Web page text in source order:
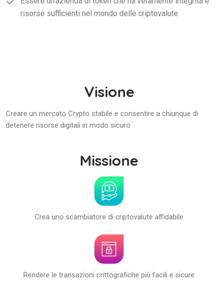
risorse sufficienti nel mondo delle criptovalute
Visione
Creare un mercato Crypto stabile e consentire a chiunque di
detenere risorse digitali in modo sicuro
Missione
Crea uno scambiatore di criptovalute affidabile
Rendere le transazioni crittografiche più facili e sicure